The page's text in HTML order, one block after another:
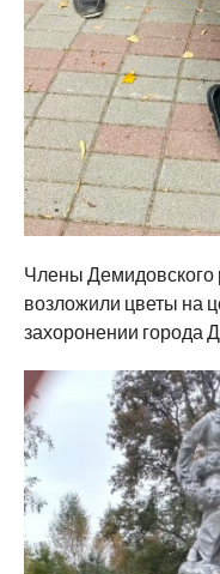
Члены
возложили цветы на
захоронении города